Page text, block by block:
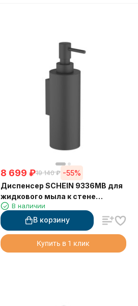
8 699 ₽19 140 ₽ -55%
Диспенсер SCHEIN 9336MB для
жидкового мыла к стене
черный
В наличии
В корзину
Купить в 1 клик